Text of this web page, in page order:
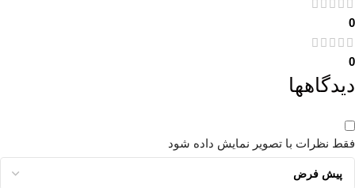
0
0
دیدگاهها
فقط نظرات با تصویر نمایش داده شود